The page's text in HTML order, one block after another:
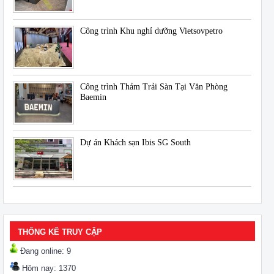
Công trình Khu nghỉ dưỡng Vietsovpetro
Công trình Thảm Trải Sàn Tại Văn Phòng
Baemin
Dự án Khách sạn Ibis SG South
THỐNG KÊ TRUY CẬP
Đang online: 9
Hôm nay: 1370